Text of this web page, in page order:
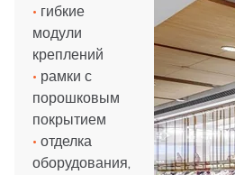
• гибкие
модули
креплений
• рамки с
порошковым
покрытием
• отделка
оборудования,